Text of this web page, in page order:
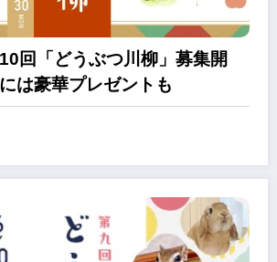
回「どうぶつ川柳」募集開
は豪華プレゼントも